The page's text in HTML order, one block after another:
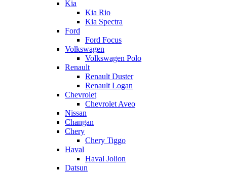
Kia
Kia Rio
Kia Spectra
Ford
Ford Focus
Volkswagen
Volkswagen Polo
Renault
Renault Duster
Renault Logan
Chevrolet
Chevrolet Aveo
Nissan
Changan
Chery
Chery Tiggo
Haval
Haval Jolion
Datsun